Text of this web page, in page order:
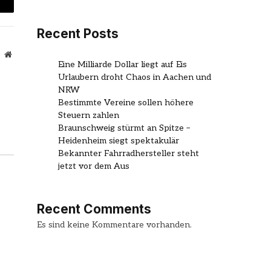
Website
Recent Posts
Eine Milliarde Dollar liegt auf Eis
Urlaubern droht Chaos in Aachen und
NRW
Bestimmte Vereine sollen höhere
Steuern zahlen
Braunschweig stürmt an Spitze –
Heidenheim siegt spektakulär
Bekannter Fahrradhersteller steht
jetzt vor dem Aus
Recent Comments
Es sind keine Kommentare vorhanden.